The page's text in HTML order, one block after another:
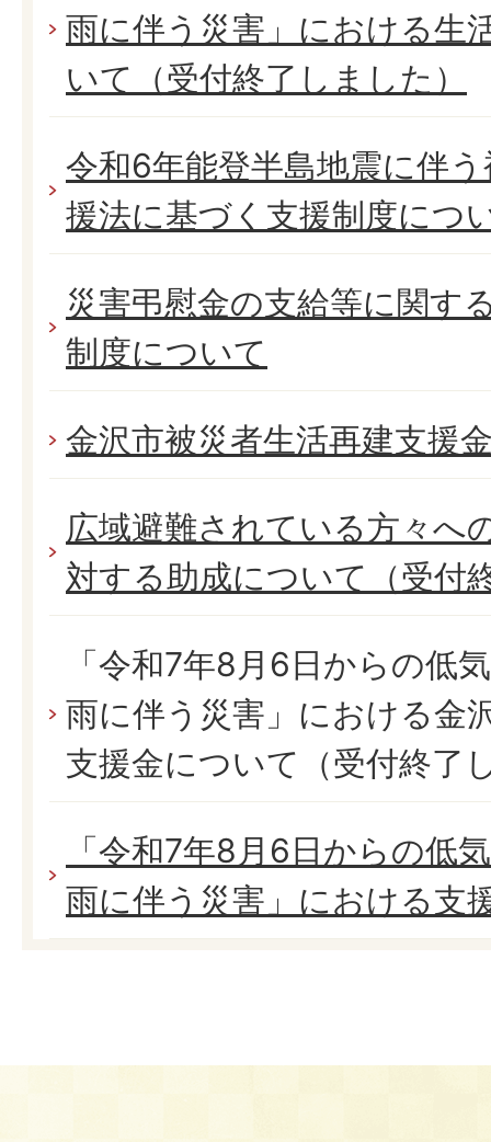
雨に伴う災害」における生
いて（受付終了しました）
令和6年能登半島地震に伴
援法に基づく支援制度につ
災害弔慰金の支給等に関す
制度について
金沢市被災者生活再建支援
広域避難されている方々へ
対する助成について（受付
「令和7年8月6日からの低
雨に伴う災害」における金
支援金について（受付終了
「令和7年8月6日からの低
雨に伴う災害」における支